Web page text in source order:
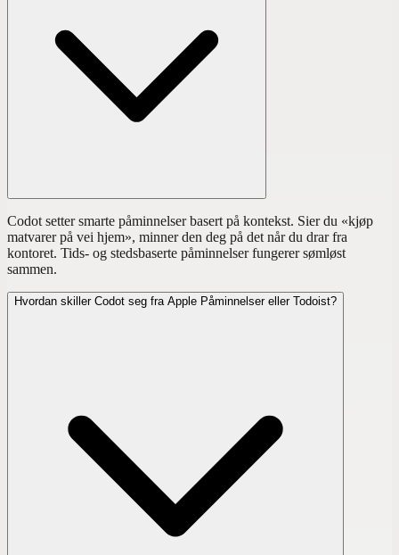
Codot setter smarte påminnelser basert på kontekst. Sier du «kjøp
matvarer på vei hjem», minner den deg på det når du drar fra
kontoret. Tids- og stedsbaserte påminnelser fungerer sømløst
sammen.
Hvordan skiller Codot seg fra Apple Påminnelser eller Todoist?